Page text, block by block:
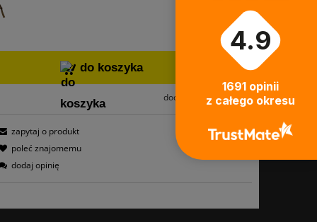
do koszyka
dodaj do przechowalni
zapytaj o produkt
poleć znajomemu
dodaj opinię
4.9
1691 opinii
z całego okresu